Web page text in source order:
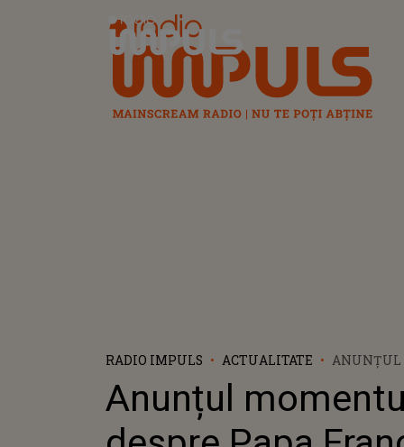
Radio Impuls
RADIO IMPULS ACTUALITATE
"MĂ VOR
VĂ
ÎNTÂMPLĂ
Anunțul